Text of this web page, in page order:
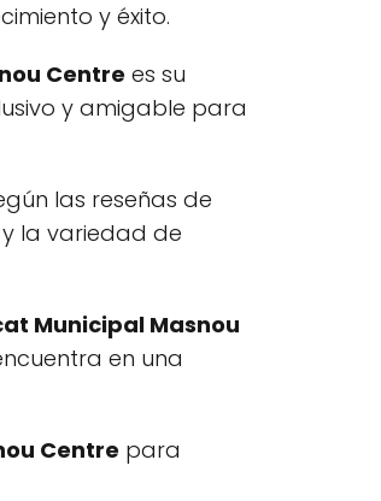
y éxito.
Centre es su
y amigable para
las reseñas de
y la variedad de
Municipal Masnou
en una
Centre para